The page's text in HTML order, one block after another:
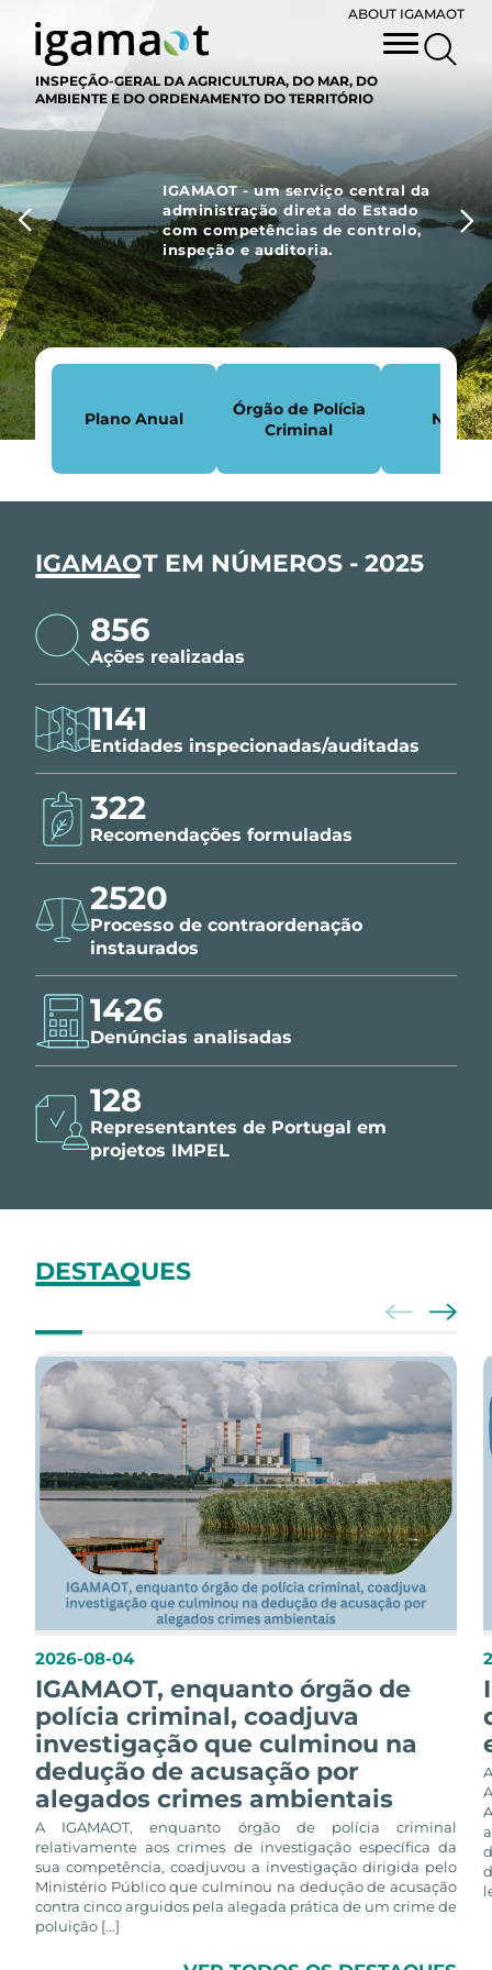
ABOUT IGAMAOT
INSPEÇÃO-GERAL DA AGRICULTURA, DO MAR, DO
AMBIENTE E DO ORDENAMENTO DO TERRITÓRIO
IGAMAOT- um serviço central da
administração direta do Estado
com competências de controlo,
inspeção e auditoria.
Plano Anual
Órgão de Polícia
Criminal
IGAMAOT EM NÚMEROS - 2025
856
Ações realizadas
1141
Entidades inspecionadas/auditadas
322
Recomendações formuladas
2520
Processo de contraordenação
instaurados
1426
Denúncias analisadas
150
Representantes de Portugal em
projetos IMPEL
DESTAQUES
2026-08-04
IGAMAOT, enquanto órgão de
polícia criminal, coadjuva
investigação que culminou na
dedução de acusação por
alegados crimes ambientais
A IGAMAOT, enquanto órgão de polícia criminal
relativamente aos crimes de investigação específica da
sua competência, coadjuvou a investigação dirigida pelo
Ministério Público que culminou na dedução de acusação
contra cinco arguidos pela alegada prática de um crime de
poluição [...]